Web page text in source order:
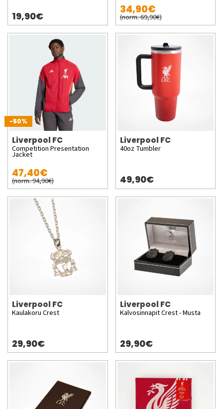
19,90€
34,90€
(norm. 69,90€)
-50%
Liverpool FC
Competition Presentation
Jacket
47,40€
(norm. 94,90€)
Liverpool FC
40oz Tumbler
49,90€
Liverpool FC
Kaulakoru Crest
29,90€
Liverpool FC
Kalvosinnapit Crest - Musta
29,90€